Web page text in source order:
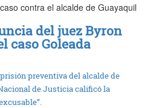
contra el alcalde de Guayaquil
del juez Byron
caso Goleada
preventiva del alcalde de
de Justicia calificó la